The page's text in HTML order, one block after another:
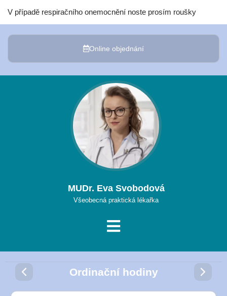
V případě respiračního onemocnění noste prosím roušky
Online objednání
MUDr. Eva Svobodová
Všeobecná praktická lékařka
Ordinační hodiny